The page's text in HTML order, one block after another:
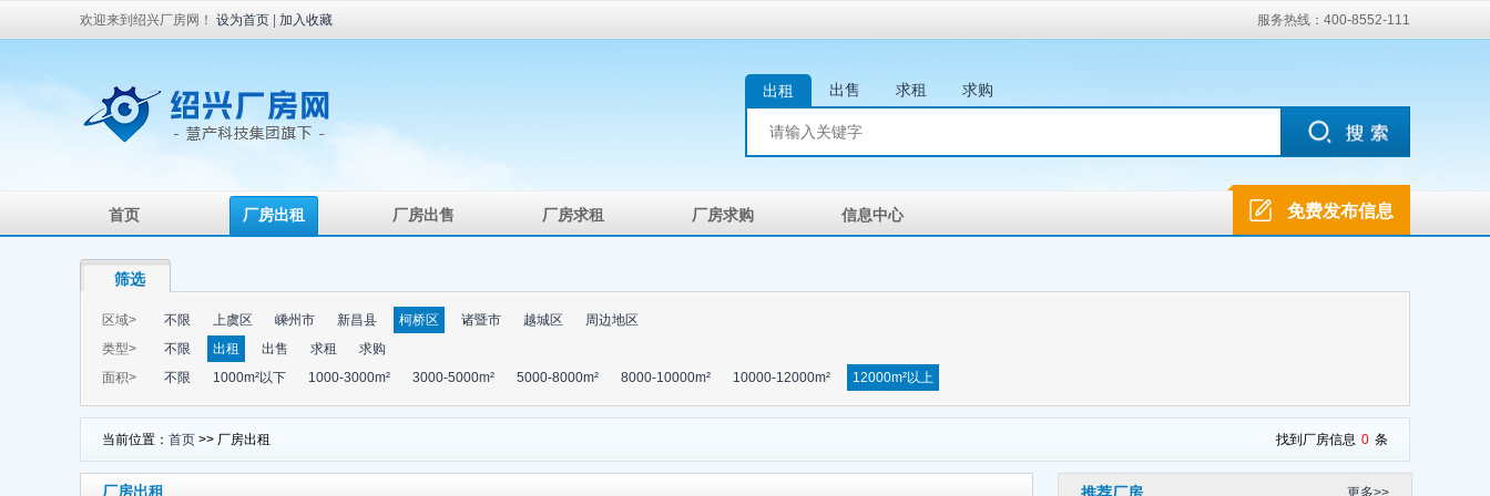
欢迎来到绍兴厂房网！ 设为首页 加入收藏 服务热线：400-8552-111
出租 出售 求租 求购
首页 厂房出租 厂房出售 厂房求租 厂房求购 信息中心 免费发布信息
筛选
区域> 不限 上虞区 嵊州市 新昌县 柯桥区 诸暨市 越城区
周边地区
类型>
不限 出租 出售 求租
求购
面积>
不限 1000m²以下 1000-3000m² 3000-5000m² 5000-8000m² 8000-10000m² 10000-12000m² 12000m²以上
当前位置： 首页 >> 厂房出租 找到厂房信息 0 条
厂房出租 更多>>